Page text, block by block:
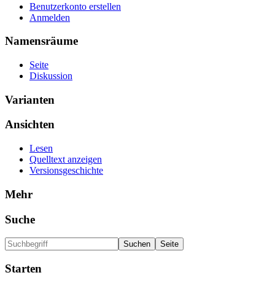
Benutzerkonto erstellen
Anmelden
Namensräume
Seite
Diskussion
Varianten
Ansichten
Lesen
Quelltext anzeigen
Versionsgeschichte
Mehr
Suche
Starten